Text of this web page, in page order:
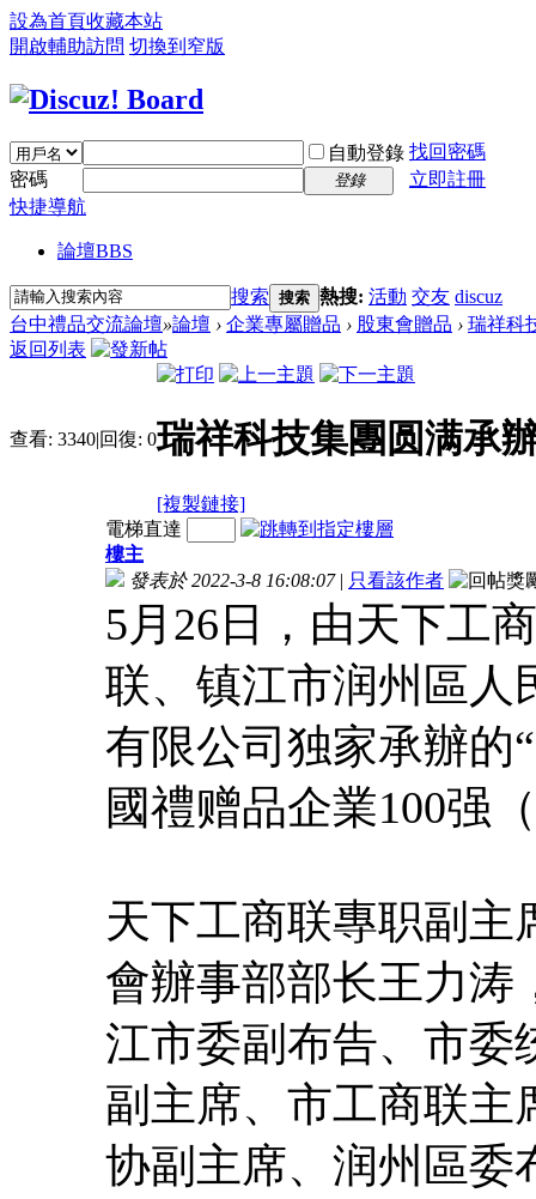
設為首頁收藏本站
開啟輔助訪問 切換到窄版
自動登錄 找回密碼
密碼
登錄
立即註冊
快捷導航
論壇BBS
搜索 搜索 熱搜: 活動 交友 discuz
台中禮品交流論壇»論壇 › 企業專屬贈品 › 股東會贈品 › 瑞祥科
返回列表
查看: 3340|回復: 0瑞祥科技集團圆满承
[複製鏈接]
電梯直達
樓主
發表於 2022-3-8 16:08:07 | 只看該作者
5月26日，由天下工
联、镇江市润州區人
有限公司独家承辦的
國禮赠品企業100强
天下工商联專职副主
會辦事部部长王力涛
江市委副布告、市委
副主席、市工商联主
协副主席、润州區委